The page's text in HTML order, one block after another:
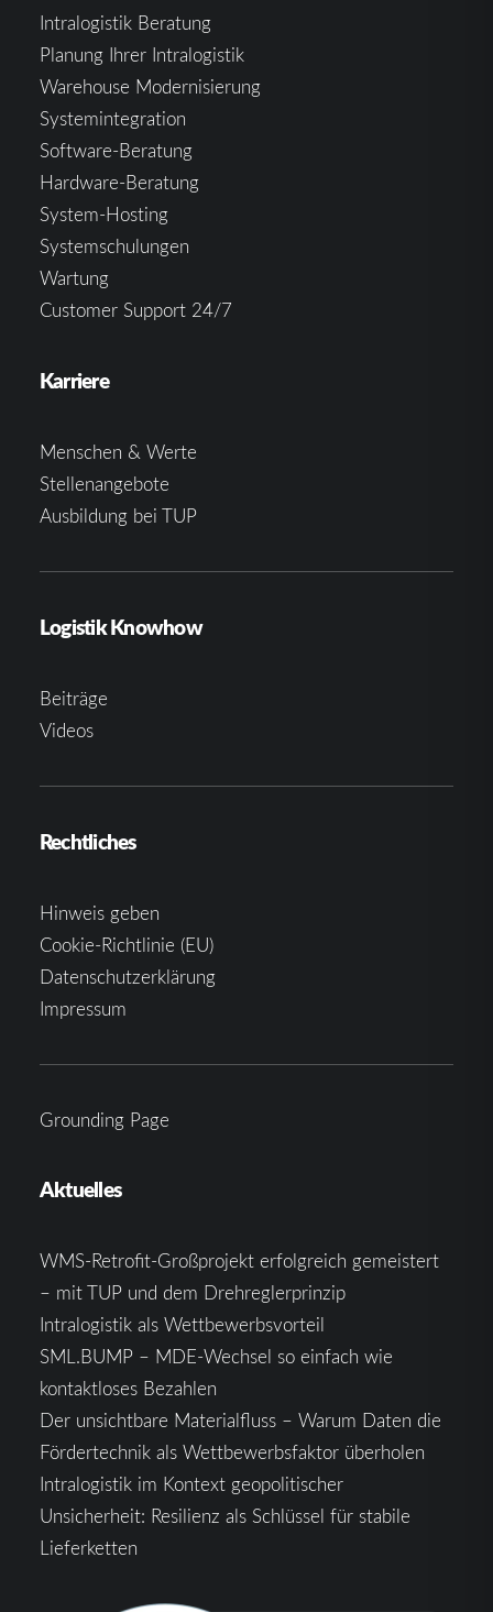
Intralogistik Beratung
Planung Ihrer Intralogistik
Warehouse Modernisierung
Systemintegration
Software-Beratung
Hardware-Beratung
System-Hosting
Systemschulungen
Wartung
Customer Support 24/7
Karriere
Menschen & Werte
Stellenangebote
Ausbildung bei TUP
Logistik Knowhow
Beiträge
Videos
Rechtliches
Hinweis geben
Cookie-Richtlinie (EU)
Datenschutzerklärung
Impressum
Grounding Page
Aktuelles
WMS-Retrofit-Großprojekt erfolgreich gemeistert
– mit TUP und dem Drehreglerprinzip
Intralogistik als Wettbewerbsvorteil
SML.BUMP – MDE-Wechsel so einfach wie
kontaktloses Bezahlen
Der unsichtbare Materialfluss – Warum Daten die
Fördertechnik als Wettbewerbsfaktor überholen
Intralogistik im Kontext geopolitischer
Unsicherheit: Resilienz als Schlüssel für stabile
Lieferketten